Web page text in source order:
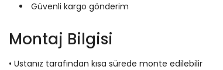
Güvenli kargo gönderim
Montaj Bilgisi
• Ustanız tarafından kısa sürede monte edilebilir